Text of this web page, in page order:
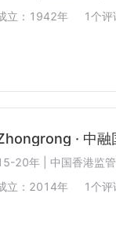
立： 1942年 1个评
· 中融
20年 | 中国香港监
立： 2014年 1个评